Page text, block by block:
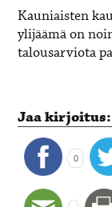
Kauniaisten
ylijäämä on
talousarviota
Jaa kirjoitus:
0